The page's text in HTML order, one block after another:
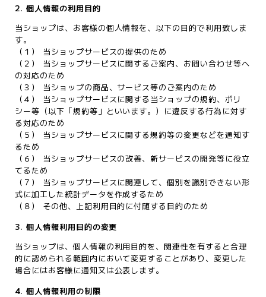
2. 個人情報の利用目的
当ショップは、お客様の個人情報を、以下の目的で利用致しま
す。
（１） 当ショップサービスの提供のため
（２） 当ショップサービスに関するご案内、お問い合わせ等へ
の対応のため
（３） 当ショップの商品、サービス等のご案内のため
（４） 当ショップサービスに関する当ショップの規約、ポリ
シー等（以下「規約等」といいます。）に違反する行為に対す
る対応のため
（５） 当ショップサービスに関する規約等の変更などを通知す
るため
（６） 当ショップサービスの改善、新サービスの開発等に役立
てるため
（７） 当ショップサービスに関連して、個別を識別できない形
式に加工した統計データを作成するため
（８） その他、上記利用目的に付随する目的のため
3. 個人情報利用目的の変更
当ショップは、個人情報の利用目的を、関連性を有すると合理
的に認められる範囲内において変更することがあり、変更した
場合にはお客様に通知又は公表します。
4. 個人情報利用の制限